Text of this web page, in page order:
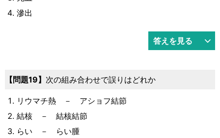
滲出
答えを見る
19 次の組み合わせで誤りはどれか
リウマチ熱 － アショフ結節
結核 － 結核結節
らい － らい腫